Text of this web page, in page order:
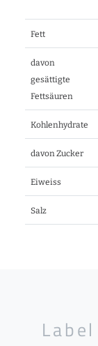
Fett
davon
gesättigte
Fettsäuren
Kohlenhydrate
davon Zucker
Eiweiss
Salz
Label